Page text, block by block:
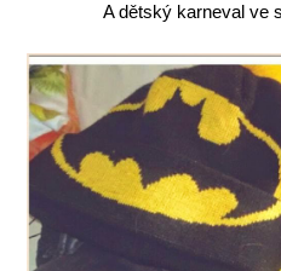
A dětský karneval ve